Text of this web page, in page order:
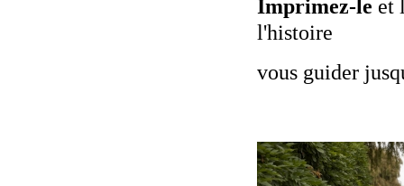
Imprimez-le et
l'histoire
vous guider